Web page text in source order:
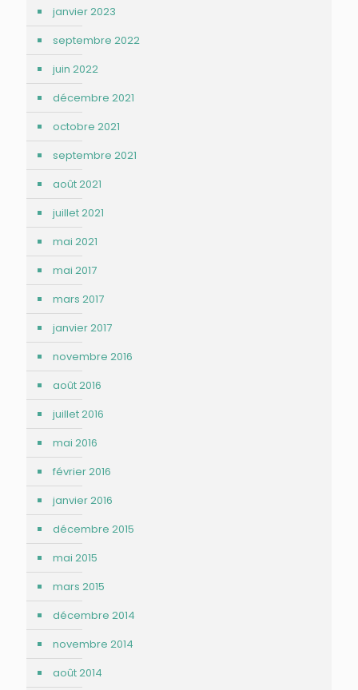
janvier 2023
septembre 2022
juin 2022
décembre 2021
octobre 2021
septembre 2021
août 2021
juillet 2021
mai 2021
mai 2017
mars 2017
janvier 2017
novembre 2016
août 2016
juillet 2016
mai 2016
février 2016
janvier 2016
décembre 2015
mai 2015
mars 2015
décembre 2014
novembre 2014
août 2014